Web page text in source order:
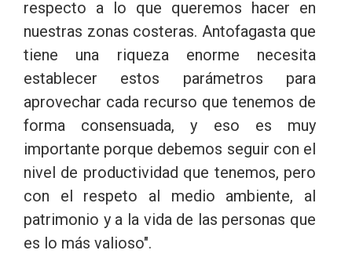
respecto a lo que queremos hacer en
nuestras zonas costeras. Antofagasta que
tiene una riqueza enorme necesita
establecer estos parámetros para
aprovechar cada recurso que tenemos de
forma consensuada, y eso es muy
importante porque debemos seguir con el
nivel de productividad que tenemos, pero
con el respeto al medio ambiente, al
patrimonio y a la vida de las personas que
es lo más valioso".